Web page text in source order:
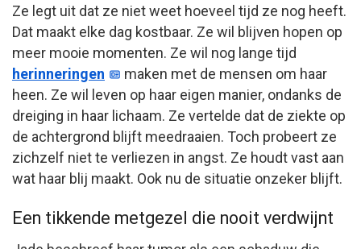
Ze legt uit dat ze niet weet hoeveel tijd ze nog heeft.
Dat maakt elke dag kostbaar. Ze wil blijven hopen op
meer mooie momenten. Ze wil nog lange tijd
herinneringen
maken met de mensen om haar
heen. Ze wil leven op haar eigen manier, ondanks de
dreiging in haar lichaam. Ze vertelde dat de ziekte op
de achtergrond blijft meedraaien. Toch probeert ze
zichzelf niet te verliezen in angst. Ze houdt vast aan
wat haar blij maakt. Ook nu de situatie onzeker blijft.
Een tikkende metgezel die nooit verdwijnt